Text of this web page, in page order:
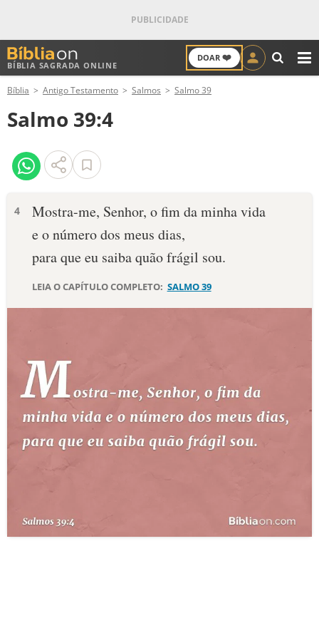
BÍBLIA SAGRADA ONLINE
DOAR ❤️
ANTIGO TESTAMENTO
NOVO TESTAMENTO
VERSÍCULOS
PALAVRA DO DIA
DEVOCIONAL DIÁRIO
ESTUDOS BÍBLICOS
ESBOÇOS DE PREGAÇÃO
TEMAS
TERMO BÍBLICO
Bíblia Antigo Testamento Salmos Salmo 39
Salmo 39:4
4
Mostra-me, Senhor, o fim da minha vida
e o número dos meus dias,
para que eu saiba quão frágil sou.
LEIA O CAPÍTULO COMPLETO: SALMO 39